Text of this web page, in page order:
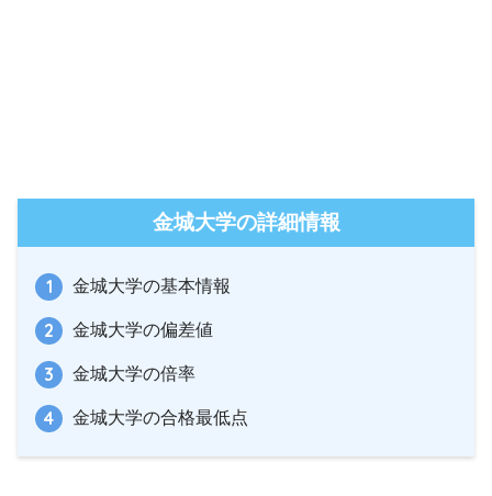
金城大学の詳細情報
金城大学の基本情報
金城大学の偏差値
金城大学の倍率
金城大学の合格最低点